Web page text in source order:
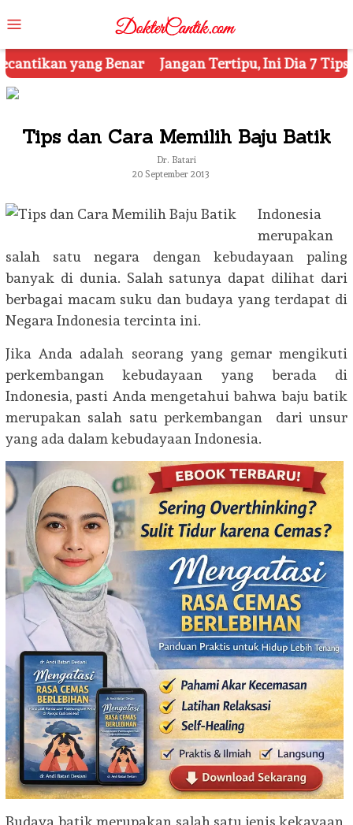
to
contentMenu
Tertipu, Ini Dia 7 Tips Mengetahui Kosmetik Palsu
Tips dan Cara Memilih Baju Batik
Dr. Batari
20 September 2013
Indonesia
merupakan
salah satu negara dengan kebudayaan paling
banyak di dunia. Salah satunya dapat dilihat dari
berbagai macam suku dan budaya yang terdapat di
Negara Indonesia tercinta ini.
Jika Anda adalah seorang yang gemar mengikuti
perkembangan kebudayaan yang berada di
Indonesia, pasti Anda mengetahui bahwa baju batik
merupakan salah satu perkembangan dari unsur
yang ada dalam kebudayaan Indonesia.
Budaya batik merupakan salah satu jenis kekayaan